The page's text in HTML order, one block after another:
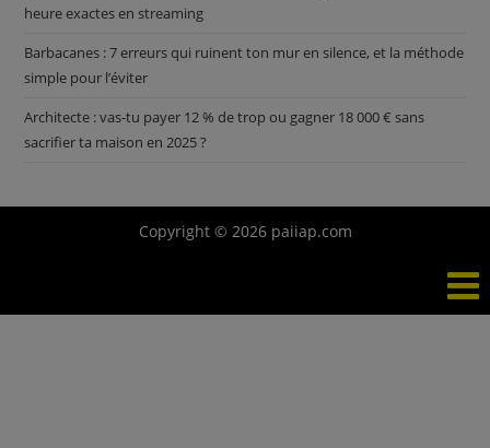
heure exactes en streaming
Barbacanes : 7 erreurs qui ruinent ton mur en silence, et la méthode
simple pour l’éviter
Architecte : vas-tu payer 12 % de trop ou gagner 18 000 € sans
sacrifier ta maison en 2025 ?
Copyright © 2026 paiiap.com